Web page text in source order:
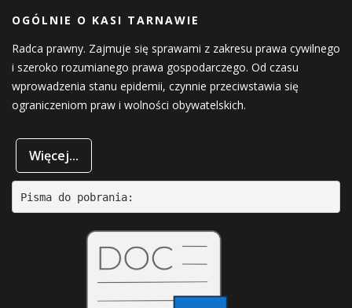
OGÓLNIE O KASI TARNAWIE
Radca prawny. Zajmuje się sprawami z zakresu prawa cywilnego
i szeroko rozumianego prawa gospodarczego. Od czasu
wprowadzenia stanu epidemii, czynnie przeciwstawia się
ograniczeniom praw i wolności obywatelskich.
Więcej...
Pisma do pobrania: